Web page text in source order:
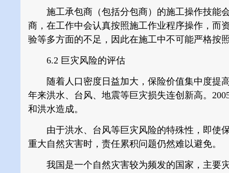
施工承包商（包括分包商）的施工操作技能
商，在工作中会认真按照施工作业程序操作，而
验等多方面的不足，因此在施工中不可能严格按
6.2 巨灾风险的评估
随着人口密度日益加大，保险价值集中度提
年来洪水、台风、地震等巨灾损失连创新高。
和洪水造成。
由于洪水、台风等巨灾风险的特殊性，即使
重大自然灾害时，责任累积问题仍然难以避免。
我国是一个自然灾害较为频发的国家，主要灾